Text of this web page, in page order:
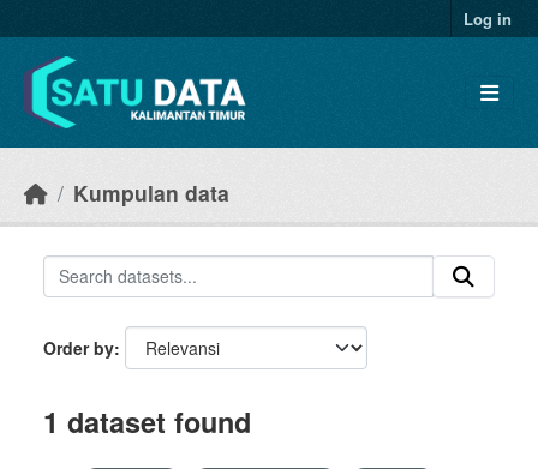
Log in
Kumpulan data
Order by
1 dataset found